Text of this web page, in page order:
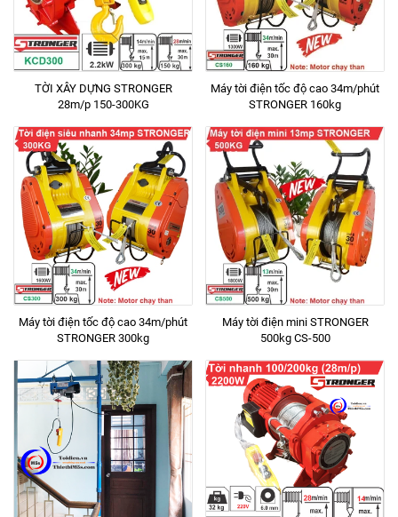
TỜI XÂY DỰNG STRONGER
28m/p 150-300KG
Máy tời điện tốc độ cao 34m/phút
STRONGER 160kg
Máy tời điện tốc độ cao 34m/phút
STRONGER 300kg
Máy tời điện mini STRONGER
500kg CS-500